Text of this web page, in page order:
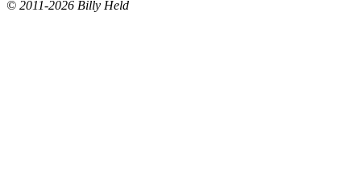
© 2011-2026 Billy Held